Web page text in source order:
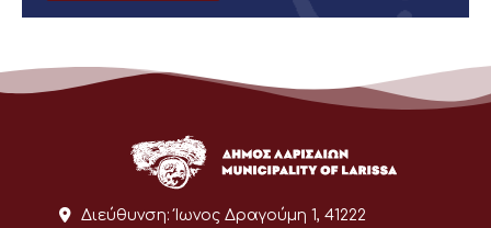
Διεύθυνση: Ίωνος Δραγούμη 1, 41222